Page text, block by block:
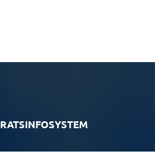
RATSINFOSYSTEM